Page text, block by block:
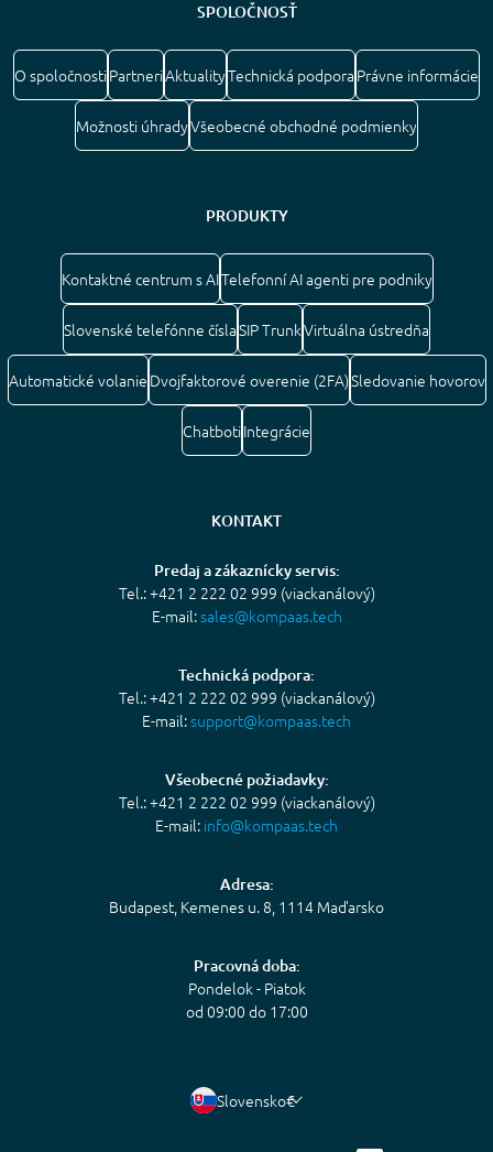
SPOLOČNOSŤ
O spoločnostiPartneriAktualityTechnická podpora Právne informácie
Možnosti úhradyVšeobecné obchodné podmienky
PRODUKTY
Kontaktné centrum s AITelefonní AI agenti pre podniky
Slovenské telefónne číslaSIP TrunkVirtuálna ústredňa
Automatické volanie Dvojfaktorové overenie (2FA)Sledovanie hovorov
ChatbotiIntegrácie
KONTAKT
Predaj a zákaznícky servis:
Tel.: +421 2 222 02 999 (viackanálový)
E-mail:sales@kompaas.tech
Technická podpora:
Tel.: +421 2 222 02 999 (viackanálový)
E-mail:support@kompaas.tech
Všeobecné požiadavky:
Tel.: +421 2 222 02 999 (viackanálový)
E-mail: info@kompaas.tech
Adresa:
Budapest, Kemenes u. 8, 1114 Maďarsko
Pracovná doba:
Pondelok - Piatok
od 09:00 do 17:00
Slovensko€